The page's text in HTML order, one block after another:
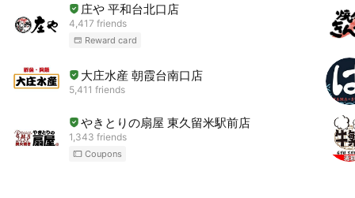
庄や 平和台北口店
4,417 friends
Reward card
大庄水産 朝霞台南口店
5,411 friends
やきとりの扇屋 東久留米駅前店
1,343 friends
Coupons